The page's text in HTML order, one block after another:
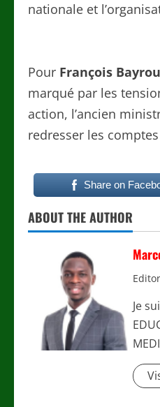
nationale et
Pour François Bayrou
marqué par les
action, l’ancien
redresser les
Share on
ABOUT THE AUTHOR
Editor
Je